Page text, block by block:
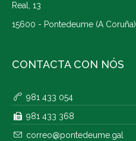
Real, 13
15600 - Pontedeume (A Coruña)
CONTACTA CON NÓS
981 433 054
981 433 368
correo@pontedeume.gal